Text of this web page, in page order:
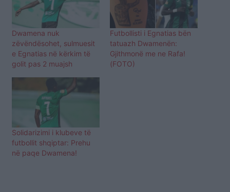
Dwamena nuk
zëvëndësohet, sulmuesit
e Egnatias në kërkim të
golit pas 2 muajsh
Futbollisti i Egnatias bën
tatuazh Dwamenën:
Gjithmonë me ne Rafa!
(FOTO)
Solidarizimi i klubeve të
futbollit shqiptar: Prehu
në paqe Dwamena!